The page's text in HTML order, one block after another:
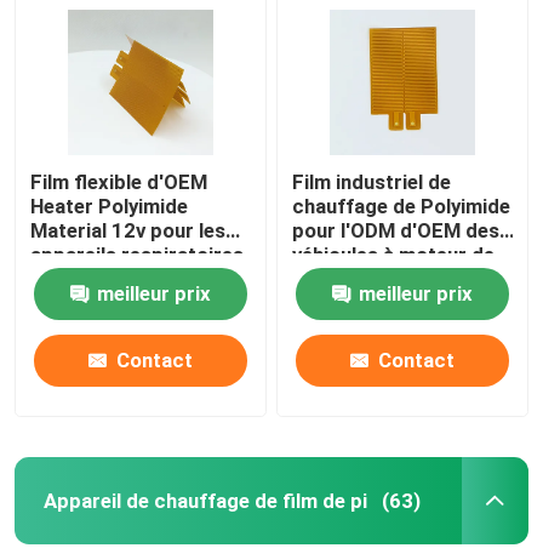
Film flexible d'OEM
Heater Polyimide
Material 12v pour les
appareils respiratoires
meilleur prix
Contact
Film industriel de
chauffage de Polyimide
pour l'ODM d'OEM des
véhicules à moteur de
batterie au lithium
d'énergiemeilleur prix
Contact
Appareil de chauffage de film de pi (63)